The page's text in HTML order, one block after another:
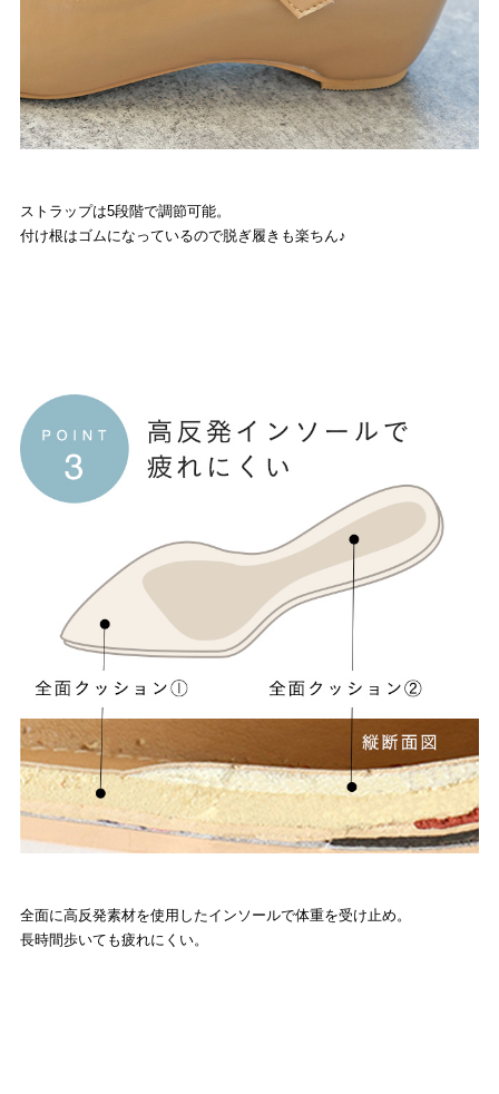
ストラップは5段階で調節可能。
付け根はゴムになっているので脱ぎ履きも楽ちん♪
全面に高反発素材を使用したインソールで体重を受け止め。
長時間歩いても疲れにくい。